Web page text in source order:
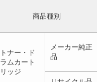
商品種別
トナー・ド
ラムカート
リッジ
メーカー純正
品